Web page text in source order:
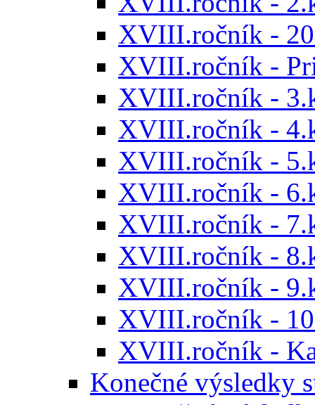
XVIII.ročník -
XVIII.ročník -
XVIII.ročník -
XVIII.ročník -
XVIII.ročník -
XVIII.ročník -
XVIII.ročník -
XVIII.ročník -
XVIII.ročník -
XVIII.ročník -
XVIII.ročník -
Konečné výsledky